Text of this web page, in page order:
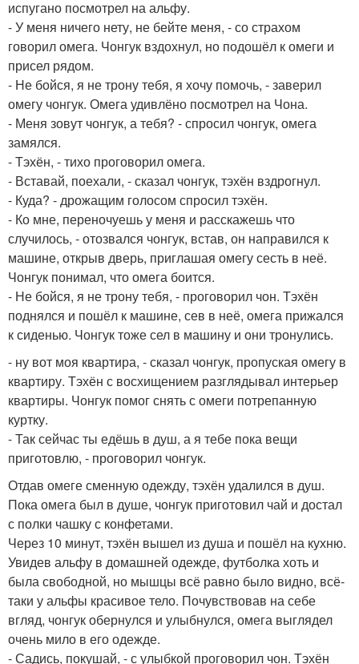
испугано посмотрел на альфу.
- У меня ничего нету, не бейте меня, - со страхом
говорил омега. Чонгук вздохнул, но подошёл к омеги и
присел рядом.
- Не бойся, я не трону тебя, я хочу помочь, - заверил
омегу чонгук. Омега удивлёно посмотрел на Чона.
- Меня зовут чонгук, а тебя? - спросил чонгук, омега
замялся.
- Тэхён, - тихо проговорил омега.
- Вставай, поехали, - сказал чонгук, тэхён вздрогнул.
- Куда? - дрожащим голосом спросил тэхён.
- Ко мне, переночуешь у меня и расскажешь что
случилось, - отозвался чонгук, встав, он направился к
машине, открыв дверь, приглашая омегу сесть в неё.
Чонгук понимал, что омега боится.
- Не бойся, я не трону тебя, - проговорил чон. Тэхён
поднялся и пошёл к машине, сев в неё, омега прижался
к сиденью. Чонгук тоже сел в машину и они тронулись.
- ну вот моя квартира, - сказал чонгук, пропуская омегу в
квартиру. Тэхён с восхищением разглядывал интерьер
квартиры. Чонгук помог снять с омеги потрепанную
куртку.
- Так сейчас ты едёшь в душ, а я тебе пока вещи
приготовлю, - проговорил чонгук.
Отдав омеге сменную одежду, тэхён удалился в душ.
Пока омега был в душе, чонгук приготовил чай и достал
с полки чашку с конфетами.
Через 10 минут, тэхён вышел из душа и пошёл на кухню.
Увидев альфу в домашней одежде, футболка хоть и
была свободной, но мышцы всё равно было видно, всё-
таки у альфы красивое тело. Почувствовав на себе
вгляд, чонгук обернулся и улыбнулся, омега выглядел
очень мило в его одежде.
- Садись, покушай, - с улыбкой проговорил чон. Тэхён